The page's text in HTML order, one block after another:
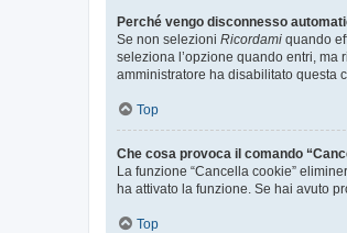
Perché vengo disconnesso
Se non selezioni Ricordami quando
seleziona l’opzione quando entri, ma
amministratore ha disabilitato questa
Top
Che cosa provoca il comando
La funzione “Cancella cookie”
ha attivato la funzione. Se hai avuto
Top